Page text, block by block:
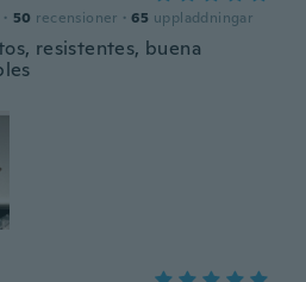
· 50 recensioner · 65 uppladdningar
resistentes, buena